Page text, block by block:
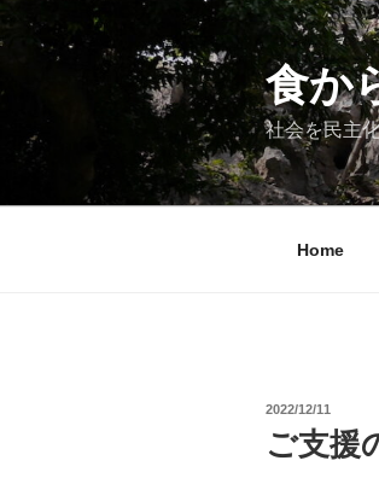
ン
ン
食か
社会を民主
Home
投
2022/12/11
ご支援